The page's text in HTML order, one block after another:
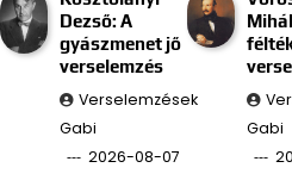
Dezső: A
gyászmenet jő
verselemzés
Verselemzések
Gabi
2026-08-07
Gabi